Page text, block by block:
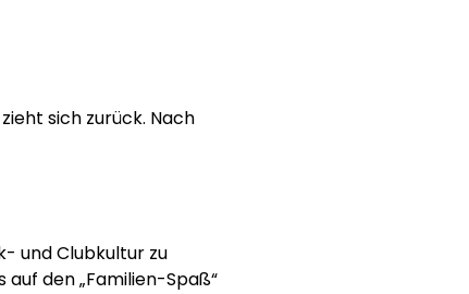
sich zurück. Nach
und Clubkultur zu
den „Familien-Spaß“